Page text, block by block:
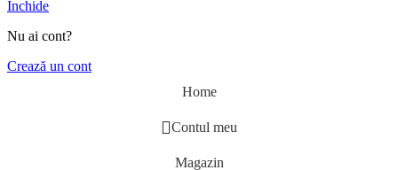
Închide
Nu ai cont?
Crează un cont
Home
Contul meu
Magazin